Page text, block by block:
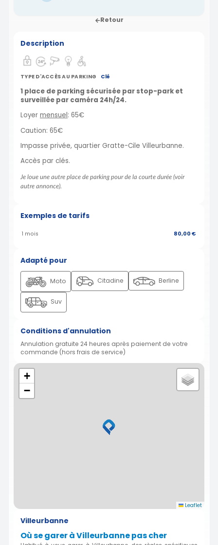
Retour
Description
TYPE D'ACCÈS AU PARKING Clé
1 place de parking sécurisée par stop-park et
surveillée par caméra 24h/24.
Loyer mensuel: 65€
Caution: 65€
Impasse privée, quartier Gratte-Cile Villeurbanne.
Accès par clés.
Je loue une autre place de parking pour de la courte durée (voir
autre annonce).
Exemples de tarifs
1 mois 80,00 €
Adapté pour
Moto Citadine Berline
Suv
Conditions d'annulation
Annulation gratuite 24 heures après paiement de votre
commande (hors frais de service)
+
−
Leaflet
Villeurbanne
Où se garer à Villeurbanne pas cher